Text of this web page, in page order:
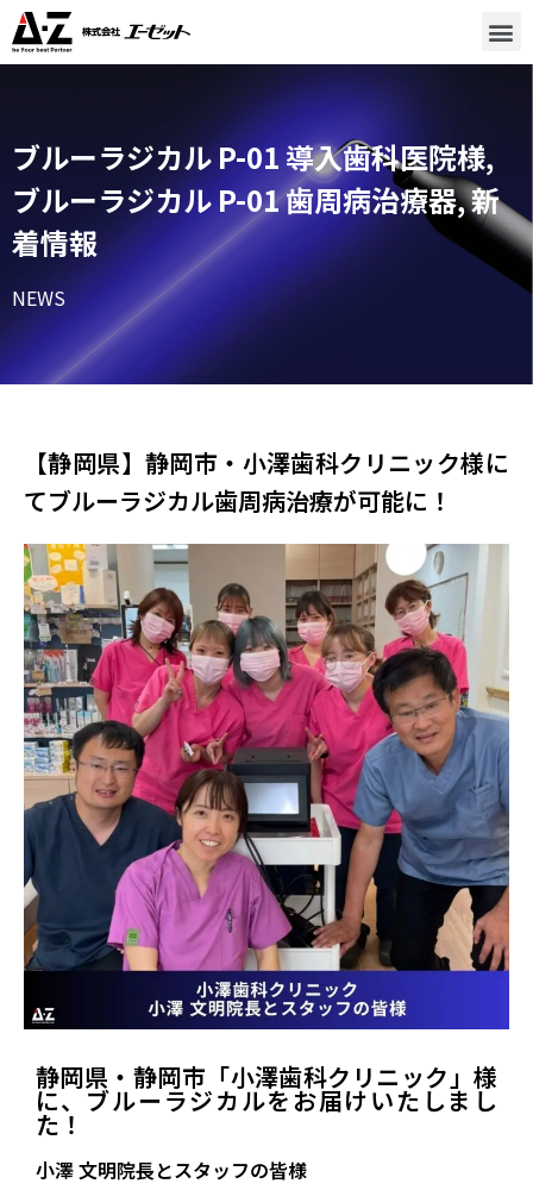
ブルーラジカル P-01 導入歯科医院様,
ブルーラジカル P-01 歯周病治療器,新
着情報
NEWS
【静岡県】静岡市・小澤歯科クリニック様​に
てブルーラジカル歯周病治療が可能に！
静岡県・静岡市「小澤歯科クリニック」様
に、ブルーラジカルをお届けいたしまし
た！
小澤 文明院長とスタッフの皆様